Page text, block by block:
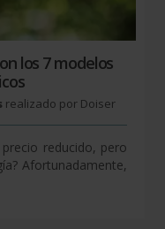
los 7 modelos
realizado por Doiser
reducido, pero
Afortunadamente,